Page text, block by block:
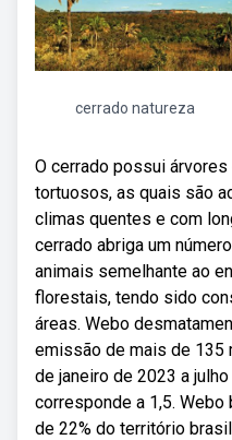
cerrado natureza
O cerrado possui
tortuosos, as quais são
climas quentes e com
cerrado abriga um
animais semelhante ao
florestais, tendo sido
áreas. Webo
emissão de mais de 135
de janeiro de 2023 a
corresponde a 1,5. Webo
de 22% do território